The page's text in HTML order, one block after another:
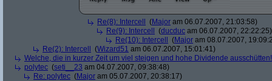
Re(8): Intercell (Major am 06.07.2007, 21:03:58)
Re(9): Intercell
(ducduc am 06.07.2007, 22:22:25)
Re(10): Intercell
(Major am 08.07.2007,
Re(2): Intercell
(Wizard51 am 06.07.2007, 15:01:41)
Welche, die in kurzer Zeit um viel steigen und hohe Dividende
polytec (seti__23 am 04.07.2007, 09:38:48)
Re: polytec (Major am 05.07.2007, 20:38:17)